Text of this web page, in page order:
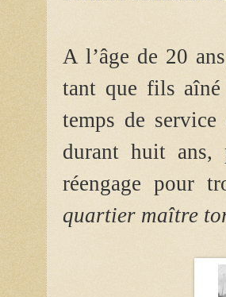
A l’âge de 20
tant que fils
temps de
durant huit ans,
réengage pour
quartier maître